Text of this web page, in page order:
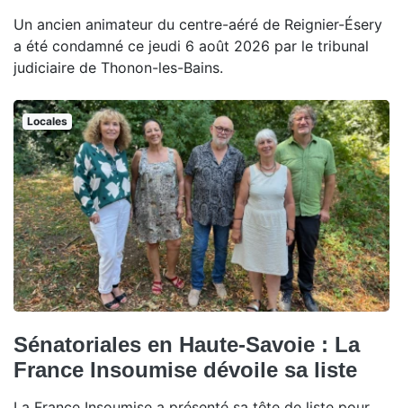
Un ancien animateur du centre-aéré de Reignier-Ésery
a été condamné ce jeudi 6 août 2026 par le tribunal
judiciaire de Thonon-les-Bains.
Locales
Sénatoriales en Haute-Savoie : La
France Insoumise dévoile sa liste